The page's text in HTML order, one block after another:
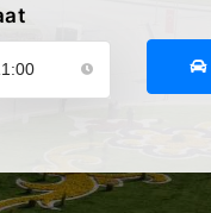
araç alış saatinizi seçin